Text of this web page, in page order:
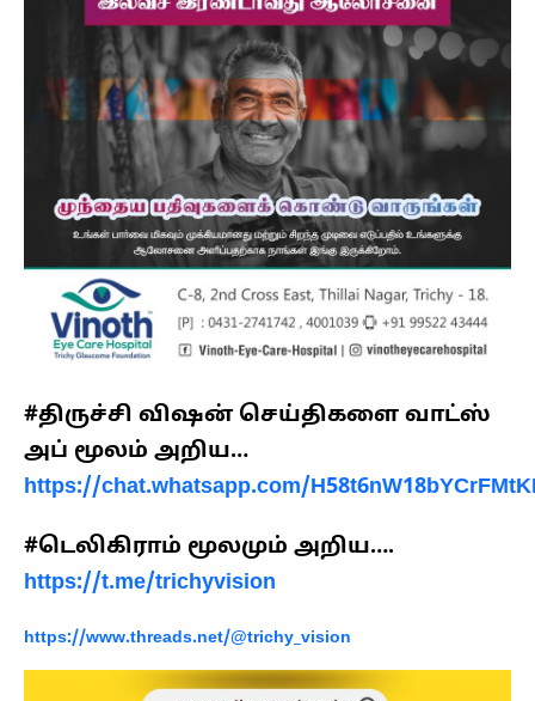
#திருச்சி விஷன் செய்திகளை வாட்ஸ்
அப் மூலம் அறிய…
https://chat.whatsapp.com/
#டெலிகிராம் மூலமும் அறிய….
https://t.me/trichyvision
https://www.threads.net/@trichy_vision